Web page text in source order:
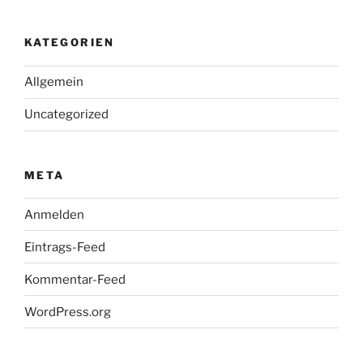
KATEGORIEN
Allgemein
Uncategorized
META
Anmelden
Eintrags-Feed
Kommentar-Feed
WordPress.org